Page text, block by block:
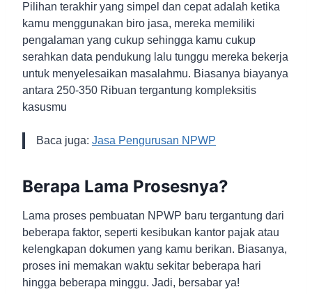
Pilihan terakhir yang simpel dan cepat adalah ketika
kamu menggunakan biro jasa, mereka memiliki
pengalaman yang cukup sehingga kamu cukup
serahkan data pendukung lalu tunggu mereka bekerja
untuk menyelesaikan masalahmu. Biasanya biayanya
antara 250-350 Ribuan tergantung kompleksitis
kasusmu
Baca juga: Jasa Pengurusan NPWP
Berapa Lama Prosesnya?
Lama proses pembuatan NPWP baru tergantung dari
beberapa faktor, seperti kesibukan kantor pajak atau
kelengkapan dokumen yang kamu berikan. Biasanya,
proses ini memakan waktu sekitar beberapa hari
hingga beberapa minggu. Jadi, bersabar ya!